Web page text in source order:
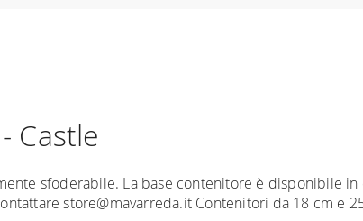
Castle
sfoderabile. La base contenitore è disponibile
store@mavarreda.it Contenitori da 18 cm e